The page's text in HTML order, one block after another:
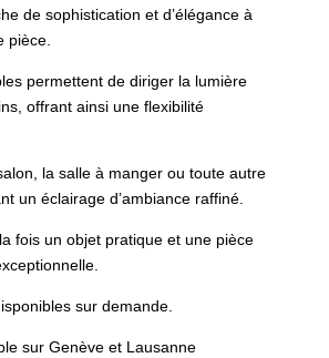
de sophistication et d’élégance à
pièce.
permettent de diriger la lumière
offrant ainsi une flexibilité
la salle à manger ou toute autre
un éclairage d’ambiance raffiné.
fois un objet pratique et une pièce
sur demande.
sur Genève et Lausanne